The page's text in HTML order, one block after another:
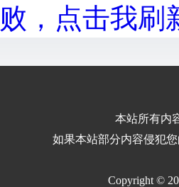
，点击我刷
本站所有内
如果本站部分内容侵犯
Copyright ©